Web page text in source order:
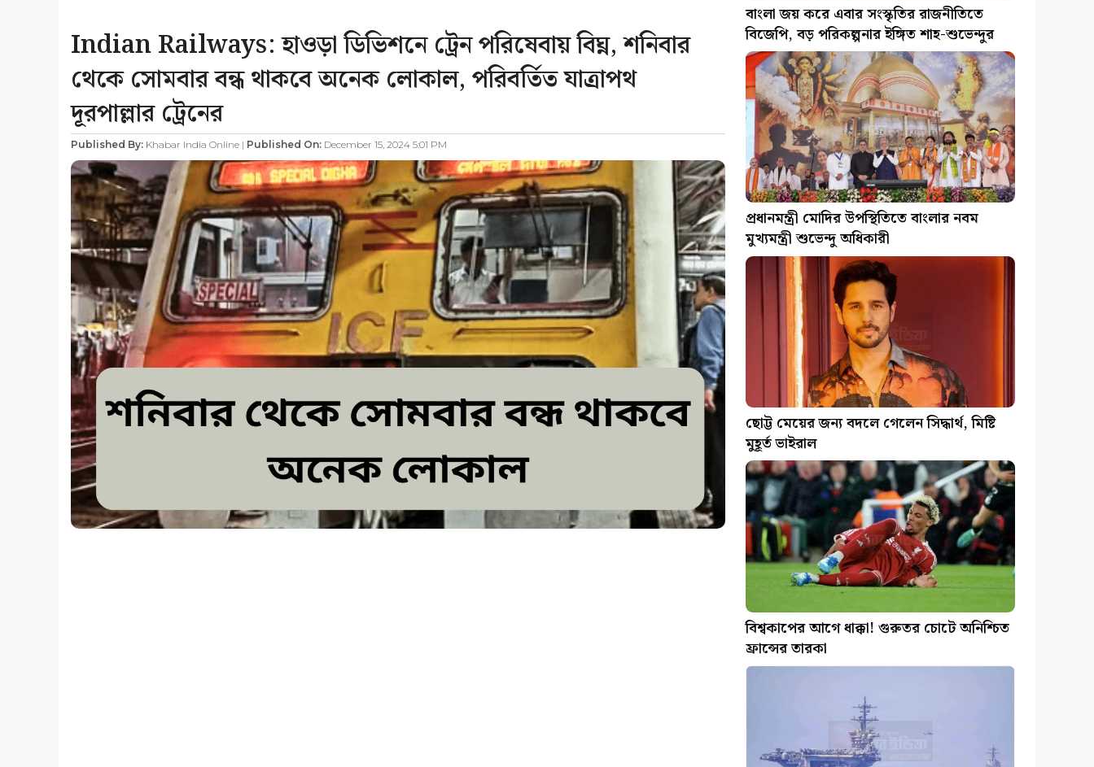
Indian Railways: হাওড়া ডিভিশনে ট্রেন পরিষেবায় বিঘ্ন, শনিবার
থেকে সোমবার বন্ধ থাকবে অনেক লোকাল, পরিবর্তিত যাত্রাপথ
দূরপাল্লার ট্রেনের
Published By: Khabar India Online | Published On: December 15, 2024 5:01 PM
বাংলা জয় করে এবার সংস্কৃতির রাজনীতিতে
বিজেপি, বড় পরিকল্পনার ইঙ্গিত শাহ-শুভেন্দুর
প্রধানমন্ত্রী মোদির উপস্থিতিতে বাংলার নবম
মুখ্যমন্ত্রী শুভেন্দু অধিকারী
ছোট্ট মেয়ের জন্য বদলে গেলেন সিদ্ধার্থ, মিষ্টি
মুহূর্ত ভাইরাল
বিশ্বকাপের আগে ধাক্কা! গুরুতর চোটে অনিশ্চিত
ফ্রান্সের তারকা